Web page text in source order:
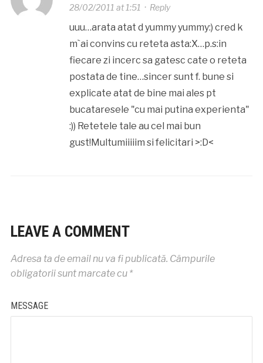
28/02/2011 at 1:51 · Reply
uuu…arata atat d yummy yummy:) cred k
m`ai convins cu reteta asta:X…p.s:in
fiecare zi incerc sa gatesc cate o reteta
postata de tine…sincer sunt f. bune si
explicate atat de bine mai ales pt
bucataresele "cu mai putina experienta"
:)) Retetele tale au cel mai bun
gust!Multumiiiiim si felicitari >:D<
LEAVE A COMMENT
Adresa ta de email nu va fi publicată. Câmpurile
obligatorii sunt marcate cu *
MESSAGE